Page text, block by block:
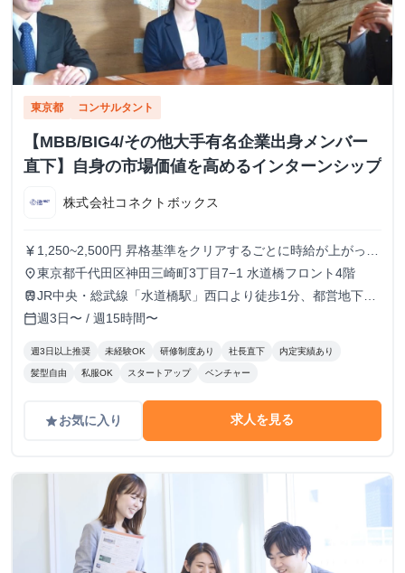
東京都 コンサルタント
【MBB/BIG4/その他大手有名企業出身メンバー
直下】自身の市場価値を高めるインターンシップ
株式会社コネクトボックス
currency_yen 1,250~2,500円 昇格基準をクリアするごとに時給が上がって
いきます。
place東京都千代田区神田三崎町3丁目7−1 水道橋フロント4階
trainJR中央・総武線「水道橋駅」西口より徒歩1分、都営地下鉄
三田線「水道橋駅」A2出口より徒歩6分
calendar_today週3日〜 / 週15時間〜
週3日以上推奨 未経験OK 研修制度あり 社長直下 内定実績あり
髪型自由 私服OK スタートアップ ベンチャー
gradeお気に入り 求人を見る